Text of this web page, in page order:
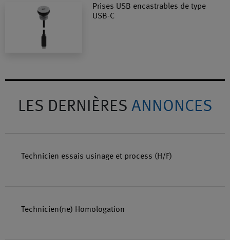
Prises USB encastrables de type
USB-C
LES DERNIÈRES ANNONCES
Technicien essais usinage et process (H/F)
Technicien(ne) Homologation